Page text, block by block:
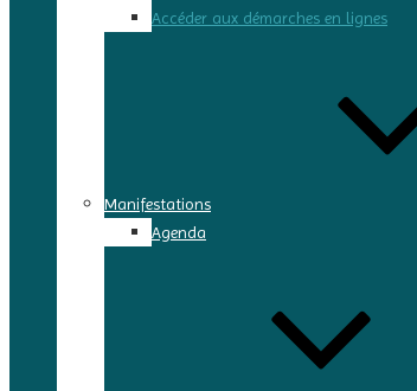
Accéder aux démarches en lignes
Manifestations
Agenda